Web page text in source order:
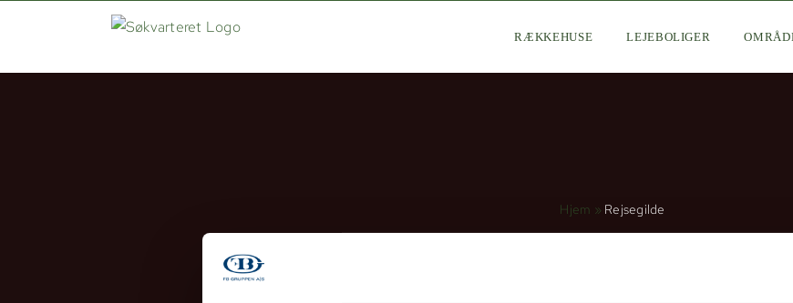
RÆKKEHUSE LEJEBOLIGER
Hjem » Rejsegilde